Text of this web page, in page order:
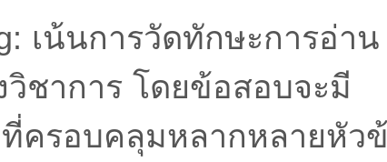
เน้นการวัดทักษะการอ่าน
วิชาการ โดยข้อสอบจะมี
ครอบคลุมหลากหลายหัว